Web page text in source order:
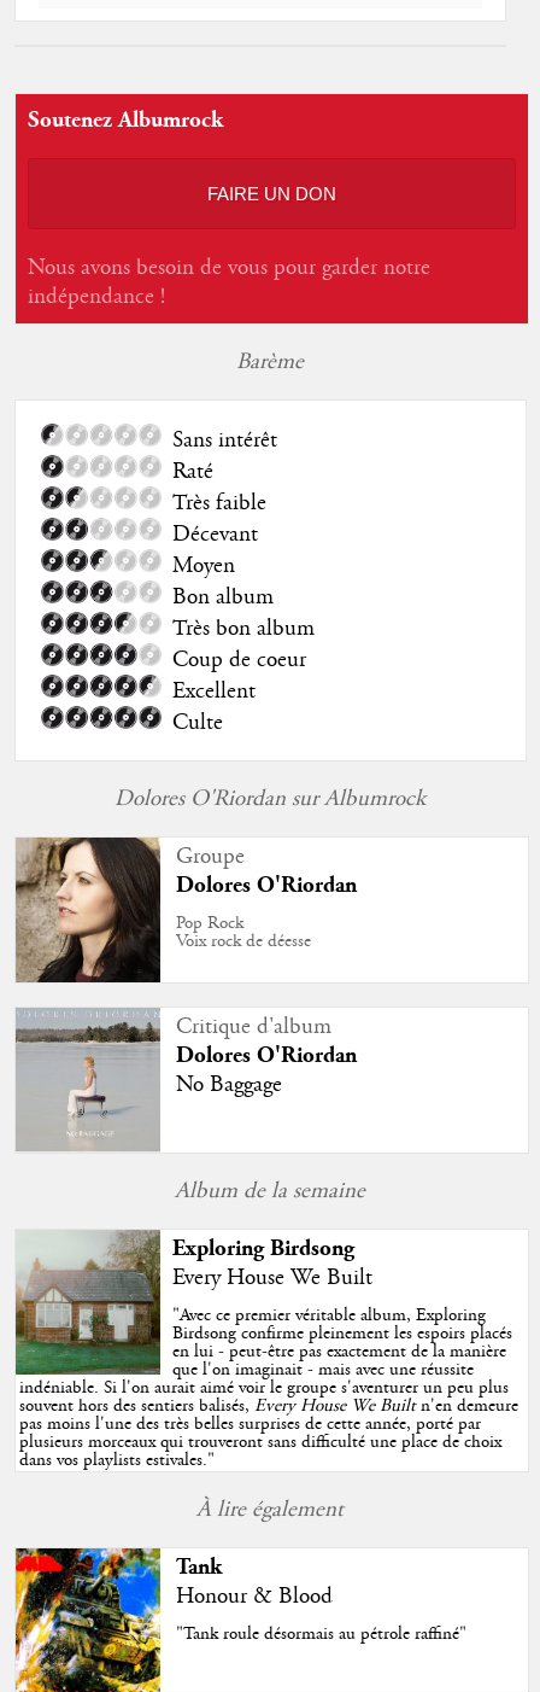
Soutenez Albumrock
FAIRE UN DON
Nous avons besoin de vous pour garder notre
indépendance !
Barème
Sans intérêt
Raté
Très faible
Décevant
Moyen
Bon album
Très bon album
Coup de coeur
Excellent
Culte
Dolores O'Riordan sur Albumrock
Groupe
Dolores O'Riordan
Pop Rock
Voix rock de déesse
Critique d'album
Dolores O'Riordan
No Baggage
Album de la semaine
Exploring Birdsong
Every House We Built
"Avec ce premier véritable album, Exploring
Birdsong confirme pleinement les espoirs placés
en lui - peut-être pas exactement de la manière
que l'on imaginait - mais avec une réussite
indéniable. Si l'on aurait aimé voir le groupe s'aventurer un peu plus
souvent hors des sentiers balisés,Every House We Builtn'en demeure
pas moins l'une des très belles surprises de cette année, porté par
plusieurs morceaux qui trouveront sans difficulté une place de choix
dans vos playlists estivales."
À lire également
Tank
Honour & Blood
"Tank roule désormais au pétrole raffiné"